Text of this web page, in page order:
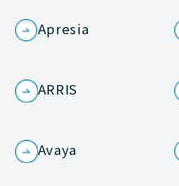
Apresia
ARRIS
Avaya